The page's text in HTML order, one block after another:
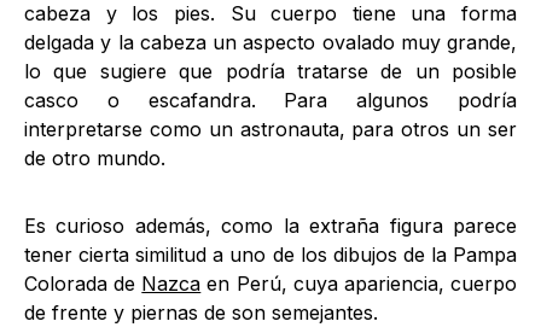
cabeza y los pies. Su cuerpo tiene una forma
delgada y la cabeza un aspecto ovalado muy grande,
lo que sugiere que podría tratarse de un posible
casco o escafandra. Para algunos podría
interpretarse como un astronauta, para otros un ser
de otro mundo.
Es curioso además, como la extraña figura parece
tener cierta similitud a uno de los dibujos de la Pampa
Colorada de Nazca en Perú, cuya apariencia, cuerpo
de frente y piernas de son semejantes.